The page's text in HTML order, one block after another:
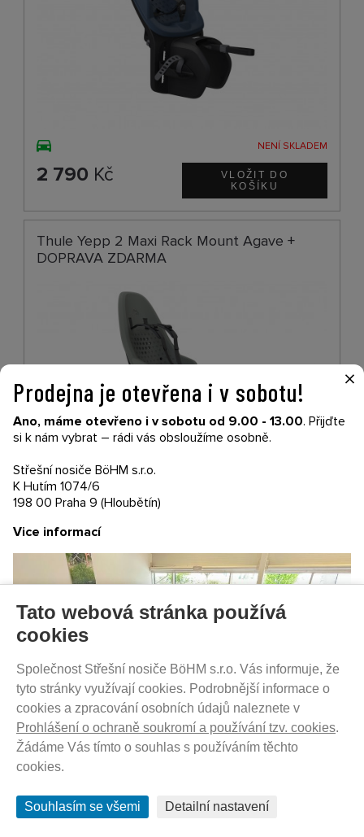
NENÍ SKLADEM
2 790 Kč
Thule Yepp 2 Maxi Rack Mount Agave +
DOPRAVA ZDARMA
2 790Kč
Thule Yepp 2 Maxi Rack Mount Alaska +
DOPRAVA ZDARMA
Tato webová stránka používá
cookies
Společnost Střešní nosiče BöHM s.r.o. Vás informuje, že
tyto stránky využívají cookies. Podrobnější informace o
cookies a zpracování osobních údajů naleznete v
Prohlášení o ochraně soukromí a používání tzv. cookies.
Žádáme Vás tímto o souhlas s používáním těchto
cookies.
Souhlasím se všemi Detailní nastavení
×
Prodejna je otevřena i v sobotu!
Ano, máme otevřeno i v sobotu od 9.00 - 13.00. Přijďte
si k nám vybrat – rádi vás obsloužíme osobně.
Střešní nosiče BöHM s.r.o.
K Hutím 1074/6
198 00 Praha 9 (Hloubětín)
Vice informací